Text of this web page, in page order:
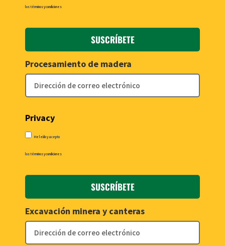
los términos y condiciones
SUSCRÍBETE
Procesamiento de madera
Privacy
He leído y acepto
los términos y condiciones
SUSCRÍBETE
Excavación minera y canteras